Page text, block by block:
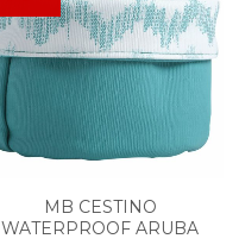
MB CESTINO
WATERPROOF ARUBA